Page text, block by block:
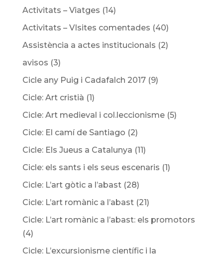
Activitats – Viatges (14)
Activitats – VIsites comentades (40)
Assistència a actes institucionals (2)
avisos (3)
Cicle any Puig i Cadafalch 2017(9)
Cicle: Art cristià (1)
Cicle: Art medieval i col.leccionisme(5)
Cicle: El camí de Santiago (2)
Cicle: Els Jueus a Catalunya (11)
Cicle: els sants i els seus escenaris (1)
Cicle: L’art gòtic a l’abast(28)
Cicle: L’art romànic a l’abast(21)
Cicle: L’art romànic a l’abast: els promotors
(4)
Cicle: L’excursionisme científic i la